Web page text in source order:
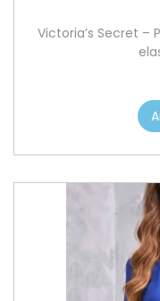
Victoria’s Secret –